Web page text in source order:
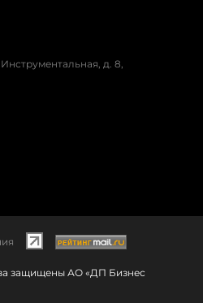
д. 8,
защищены АО «ДП Бизнес